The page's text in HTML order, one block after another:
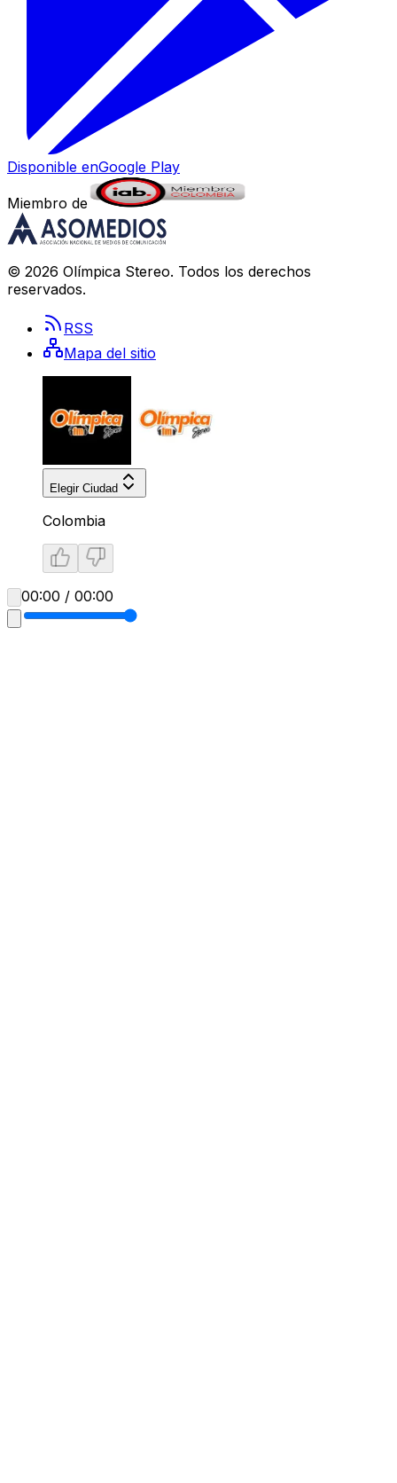
Disponible enGoogle Play
Miembro de
© 2026 Olímpica Stereo. Todos los derechos
reservados.
RSS
Mapa del sitio
Elegir Ciudad
Colombia
00:00 / 00:00